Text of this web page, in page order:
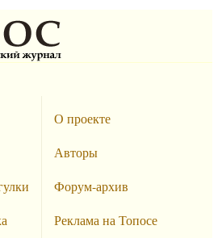
О проекте
Авторы
Форум-архив
Реклама на Топосе